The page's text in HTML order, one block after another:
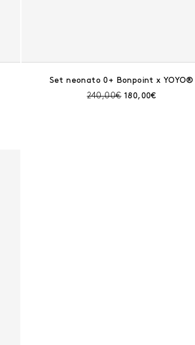
Set neonato 0+ Bonpoint x YOYO®
Prezzo prima dello sconto:
240,00€ Prezzo corrente:
180,00€